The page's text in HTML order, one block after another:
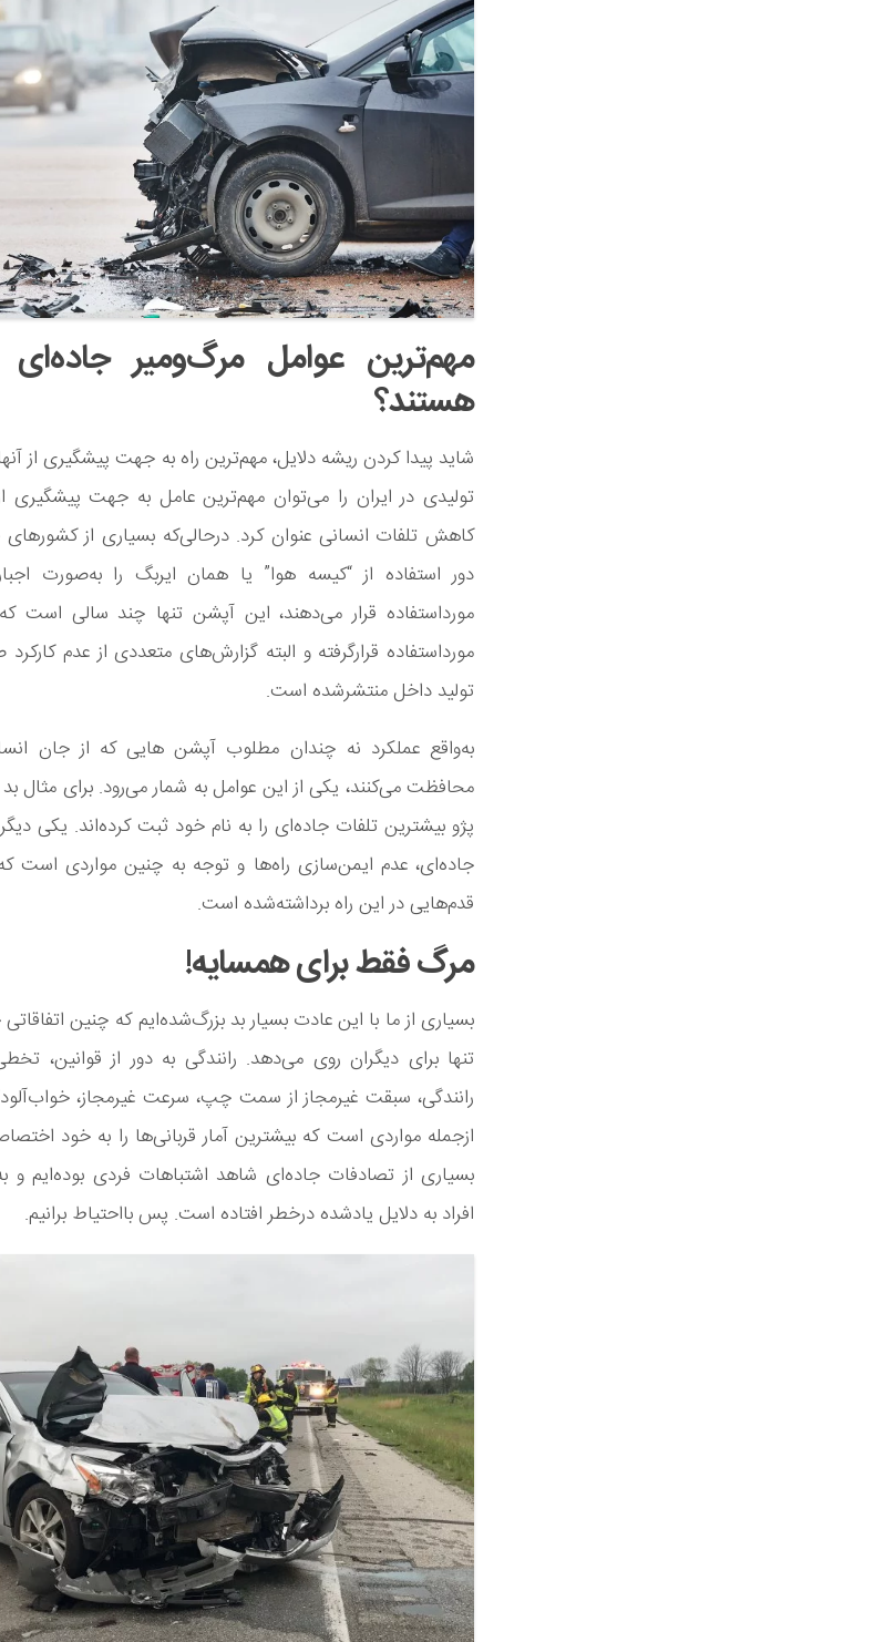
مهم‌ترین عوامل مرگ‌ومیر
هستند؟
شاید پیدا کردن ریشه دلایل، مهم‌ترین راه به جهت پیشگیری از
تولیدی در ایران را می‌توان مهم‌ترین عامل به جهت پیشگیری
کاهش تلفات انسانی عنوان کرد. درحالی‌که بسیاری از
دور استفاده از “کیسه هوا” یا همان ایربگ را به‌صورت
مورداستفاده قرار می‌دهند، این آپشن تنها چند سالی است
مورداستفاده قرارگرفته و البته گزارش‌های متعددی از عدم
تولید داخل منتشرشده است.
به‌واقع عملکرد نه چندان مطلوب آپشن هایی که از جان
محافظت می‌کنند، یکی از این عوامل به شمار می‌رود. برای مثال
پژو بیشترین تلفات جاده‌ای را به نام خود ثبت کرده‌اند. یکی
جاده‌ای، عدم ایمن‌سازی راه‌ها و توجه به چنین مواردی است
قدم‌هایی در این راه برداشته‌شده است.
مرگ فقط برای همسایه!
بسیاری از ما با این عادت بسیار بد بزرگ‌شده‌ایم که چنین
تنها برای دیگران روی می‌دهد. رانندگی به دور از قوانین،
رانندگی، سبقت غیرمجاز از سمت چپ، سرعت غیرمجاز،
ازجمله مواردی است که بیشترین آمار قربانی‌ها را به خود
بسیاری از تصادفات جاده‌ای شاهد اشتباهات فردی بوده‌ایم و
افراد به دلایل یادشده درخطر افتاده است. پس بااحتیاط برانیم.